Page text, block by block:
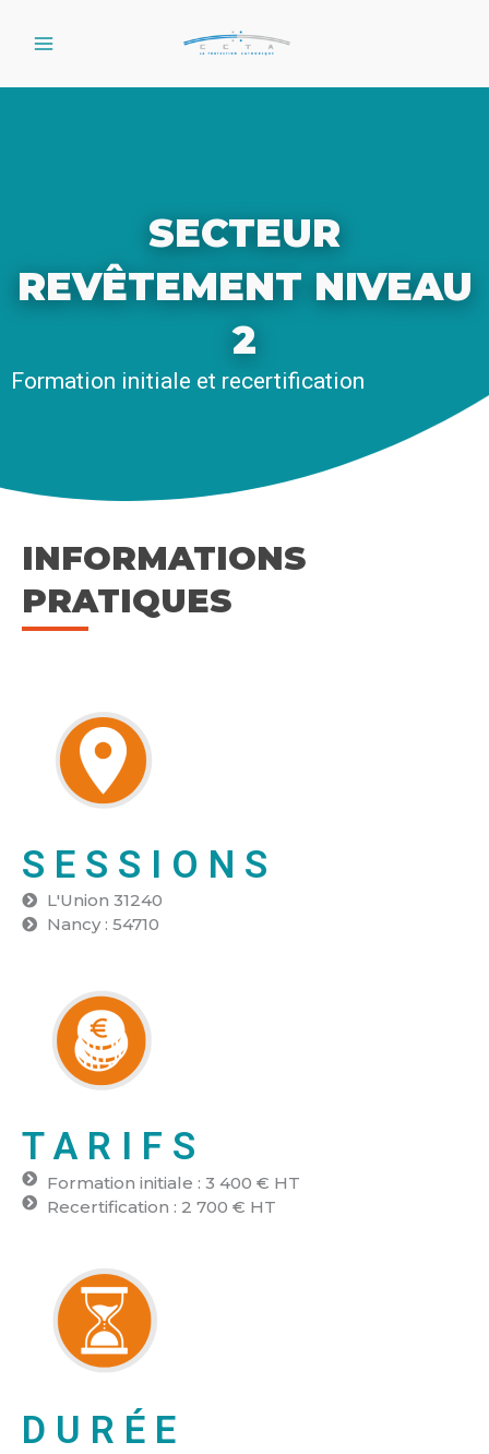
SECTEUR
REVÊTEMENT NIVEAU
2
Formation initiale et recertification
INFORMATIONS
PRATIQUES
SESSIONS
L'Union 31240
Nancy : 54710
TARIFS
Formation initiale : 3 400 € HT
Recertification : 2 700 € HT
DURÉE